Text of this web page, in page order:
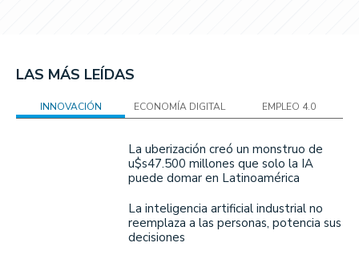
LAS MÁS LEÍDAS
INNOVACIÓN ECONOMÍA DIGITAL EMPLEO 4.0
La uberización creó un monstruo de
u$s47.500 millones que solo la IA
puede domar en Latinoamérica
La inteligencia artificial industrial no
reemplaza a las personas, potencia sus
decisiones